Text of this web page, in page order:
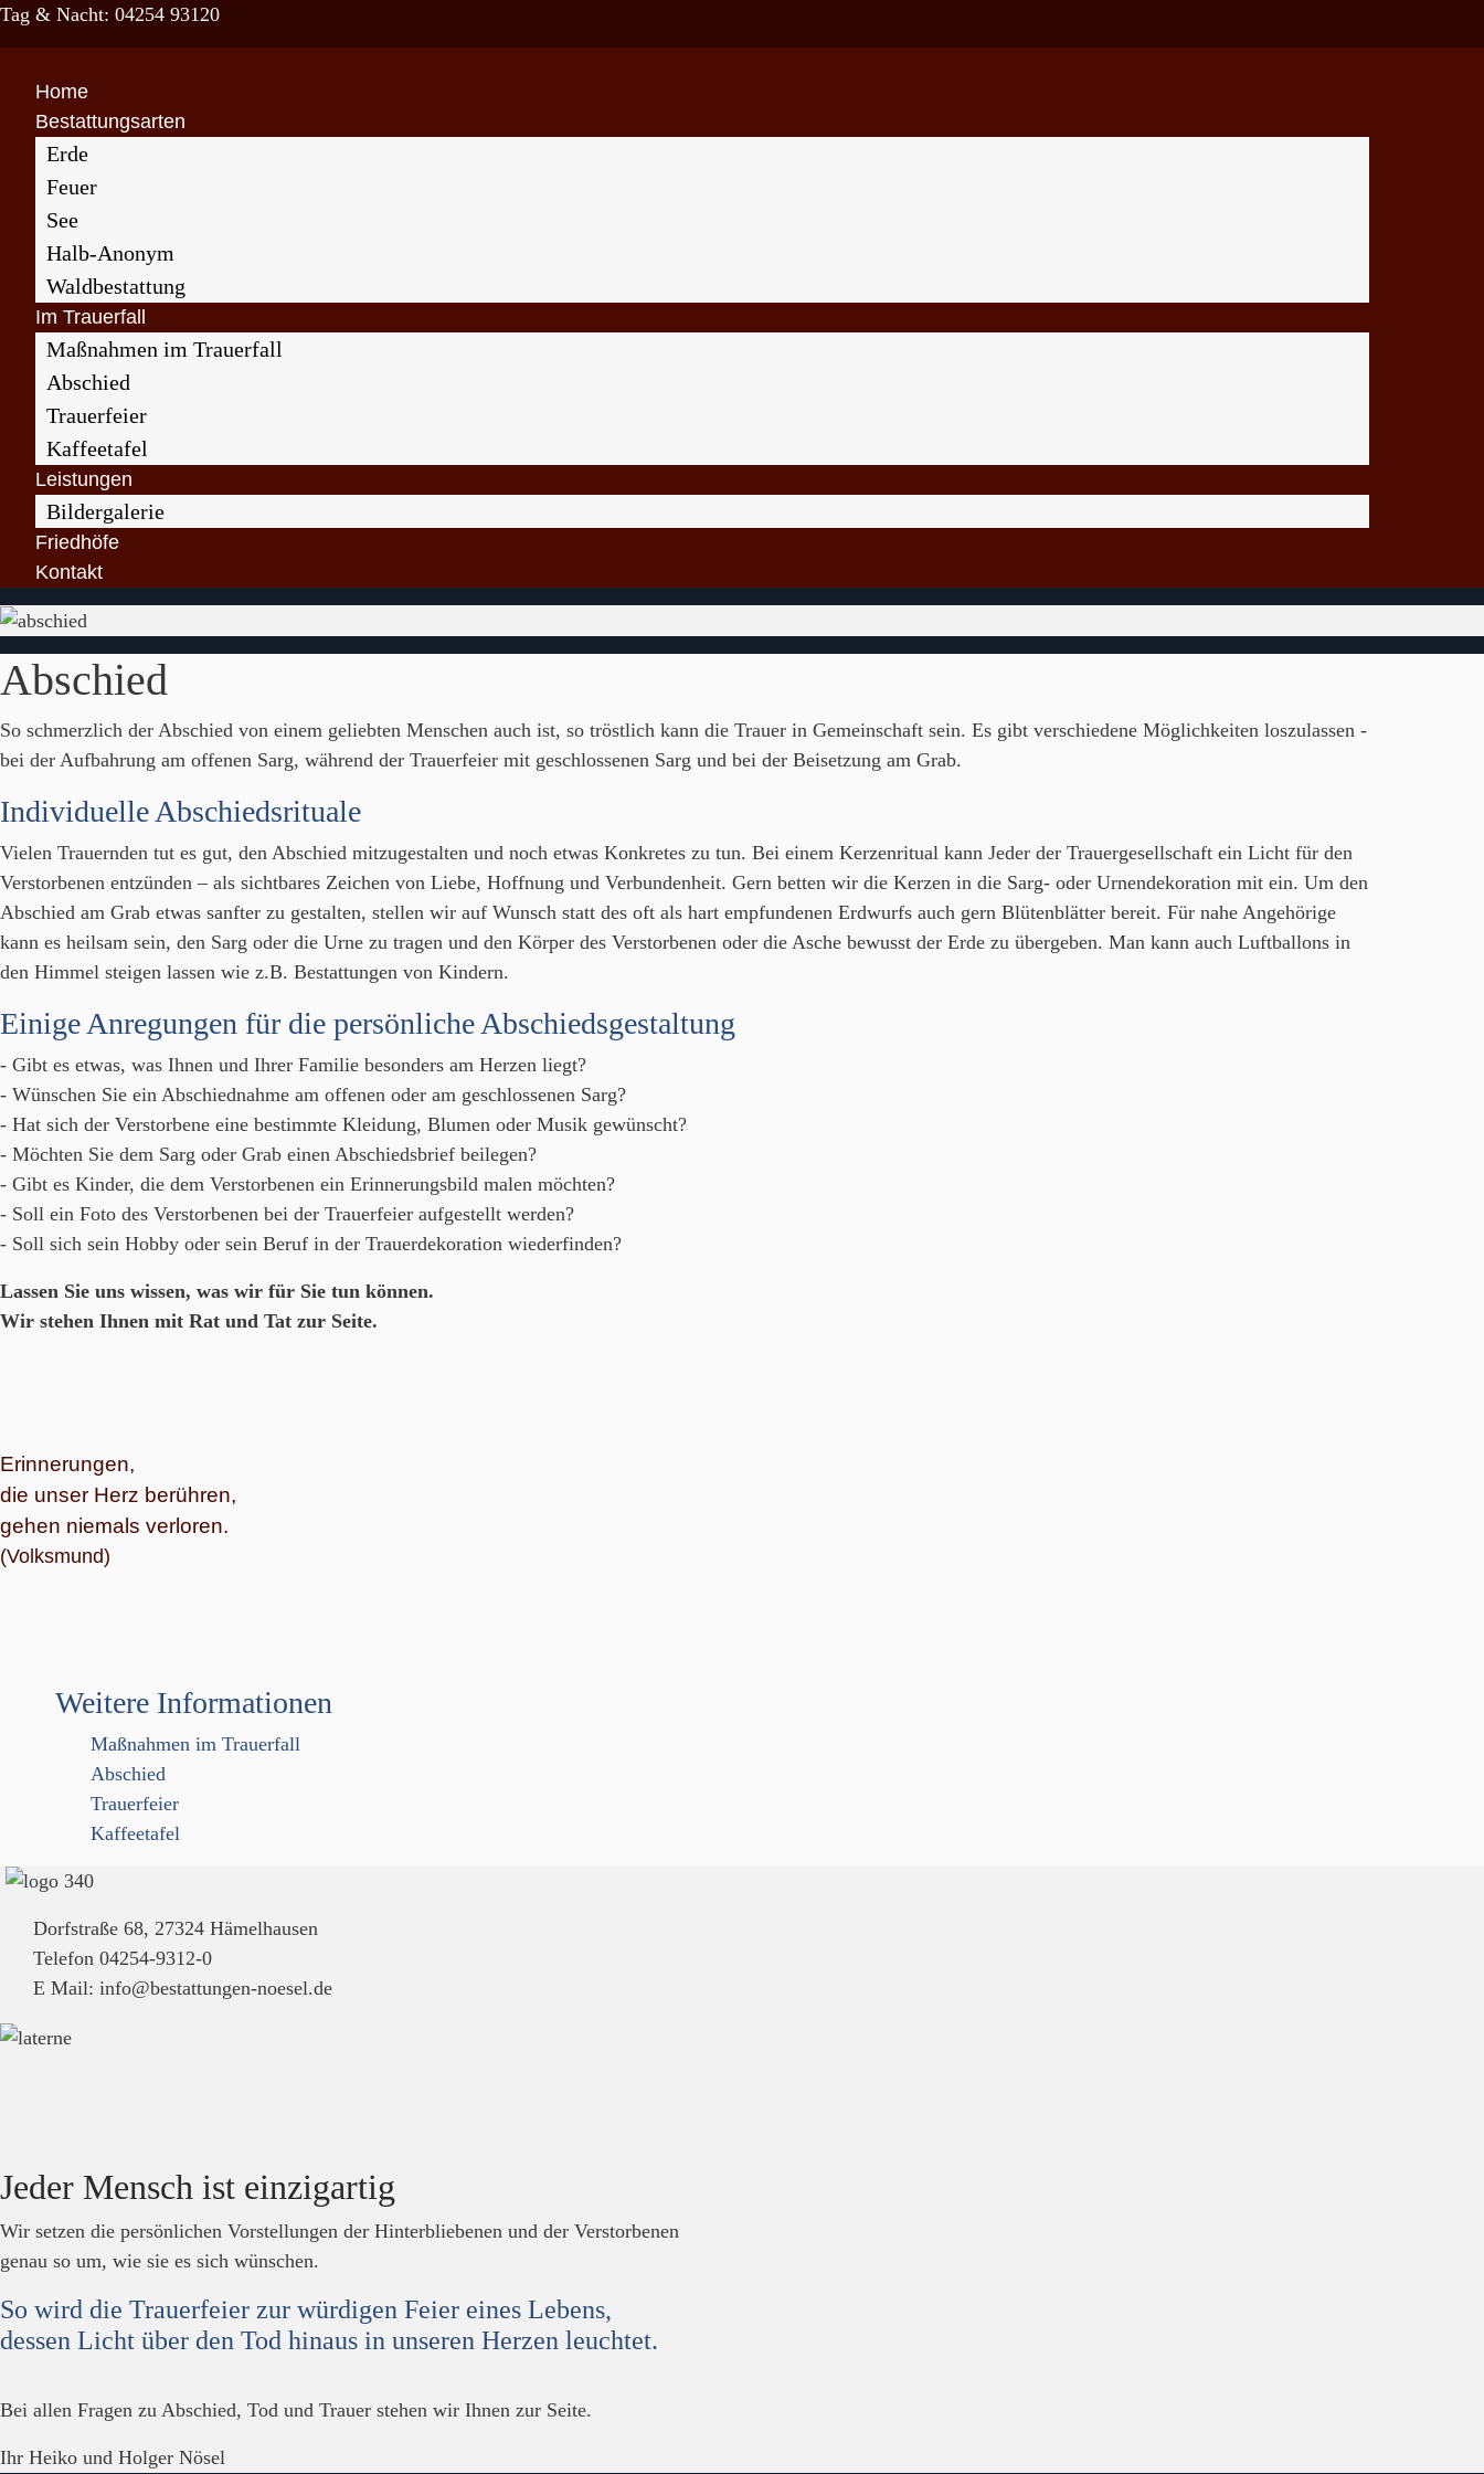
Tag & Nacht: 04254 93120
Home
Bestattungsarten
Erde
Feuer
See
Halb-Anonym
Waldbestattung
Im Trauerfall
Maßnahmen im Trauerfall
Abschied
Trauerfeier
Kaffeetafel
Leistungen
Bildergalerie
Friedhöfe
Kontakt
Abschied
So schmerzlich der Abschied von einem geliebten Menschen auch ist, so tröstlich kann die Trauer in Gemeinschaft sein. Es gibt verschiedene Möglichkeiten loszulassen -
bei der Aufbahrung am offenen Sarg, während der Trauerfeier mit geschlossenen Sarg und bei der Beisetzung am Grab.
Individuelle Abschiedsrituale
Vielen Trauernden tut es gut, den Abschied mitzugestalten und noch etwas Konkretes zu tun. Bei einem Kerzenritual kann Jeder der Trauergesellschaft ein Licht für den
Verstorbenen entzünden – als sichtbares Zeichen von Liebe, Hoffnung und Verbundenheit. Gern betten wir die Kerzen in die Sarg- oder Urnendekoration mit ein. Um den
Abschied am Grab etwas sanfter zu gestalten, stellen wir auf Wunsch statt des oft als hart empfundenen Erdwurfs auch gern Blütenblätter bereit. Für nahe Angehörige
kann es heilsam sein, den Sarg oder die Urne zu tragen und den Körper des Verstorbenen oder die Asche bewusst der Erde zu übergeben. Man kann auch Luftballons in
den Himmel steigen lassen wie z.B. Bestattungen von Kindern.
Einige Anregungen für die persönliche Abschiedsgestaltung
- Gibt es etwas, was Ihnen und Ihrer Familie besonders am Herzen liegt?
- Wünschen Sie ein Abschiednahme am offenen oder am geschlossenen Sarg?
- Hat sich der Verstorbene eine bestimmte Kleidung, Blumen oder Musik gewünscht?
- Möchten Sie dem Sarg oder Grab einen Abschiedsbrief beilegen?
- Gibt es Kinder, die dem Verstorbenen ein Erinnerungsbild malen möchten?
- Soll ein Foto des Verstorbenen bei der Trauerfeier aufgestellt werden?
- Soll sich sein Hobby oder sein Beruf in der Trauerdekoration wiederfinden?
Lassen Sie uns wissen, was wir für Sie tun können.
Wir stehen Ihnen mit Rat und Tat zur Seite.
Erinnerungen,
die unser Herz berühren,
gehen niemals verloren.
(Volksmund)
Weitere Informationen
Maßnahmen im Trauerfall
Abschied
Trauerfeier
Kaffeetafel
Dorfstraße 68, 27324 Hämelhausen
Telefon 04254-9312-0
E Mail: info@bestattungen-noesel.de
Jeder Mensch ist einzigartig
Wir setzen die persönlichen Vorstellungen der Hinterbliebenen und der Verstorbenen
genau so um, wie sie es sich wünschen.
So wird die Trauerfeier zur würdigen Feier eines Lebens,
dessen Licht über den Tod hinaus in unseren Herzen leuchtet.
Bei allen Fragen zu Abschied, Tod und Trauer stehen wir Ihnen zur Seite.
Ihr Heiko und Holger Nösel